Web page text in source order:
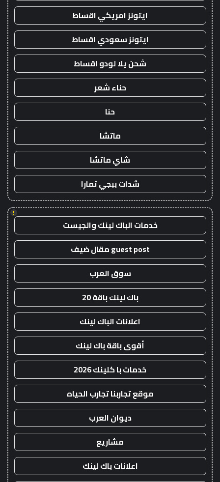
ايتونز امريكي اقساط
ايتونز سعودي اقساط
شحن يلا لودو اقساط
حناء شعر
حنا
ماتشا
شاي ماتشا
شدات ببجي تمارا
!
خدمات الباك لينك والجيست
guest post مقال ضيف
سوق العرب
باك لينك باقة 20
اعلانات الباك لينك
أقوى باقة باك لينك
خدمات با كلينك 2026
موقع تجاربنا تجارب الحياه
ديوان العرب
مشاريع
اعلانات باك لينك